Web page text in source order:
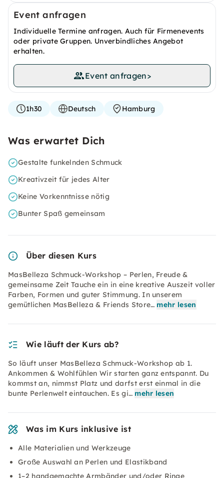
Event anfragen
Individuelle Termine anfragen. Auch für Firmenevents
oder private Gruppen. Unverbindliches Angebot
erhalten.
Event anfragen>
1h30 Deutsch Hamburg
Was erwartet Dich
Gestalte funkelnden Schmuck
Kreativzeit für jedes Alter
Keine Vorkenntnisse nötig
Bunter Spaß gemeinsam
Über diesen Kurs
MasBelleza Schmuck-Workshop – Perlen, Freude &
gemeinsame Zeit Tauche ein in eine kreative Auszeit voller
Farben, Formen und guter Stimmung. In unserem
gemütlichen MasBelleza & Friends Store… mehr lesen
Wie läuft der Kurs ab?
So läuft unser MasBelleza Schmuck-Workshop ab 1.
Ankommen & Wohlfühlen Wir starten ganz entspannt. Du
kommst an, nimmst Platz und darfst erst einmal in die
bunte Perlenwelt eintauchen. Es gi… mehr lesen
Was im Kurs inklusive ist
Alle Materialien und Werkzeuge
Große Auswahl an Perlen und Elastikband
1–2 handgemachte Armbänder und/oder Ringe